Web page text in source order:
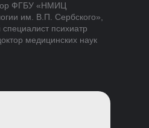
ФГБУ «НМИЦ
им. В.П. Сербского»,
психиатр
медицинских наук